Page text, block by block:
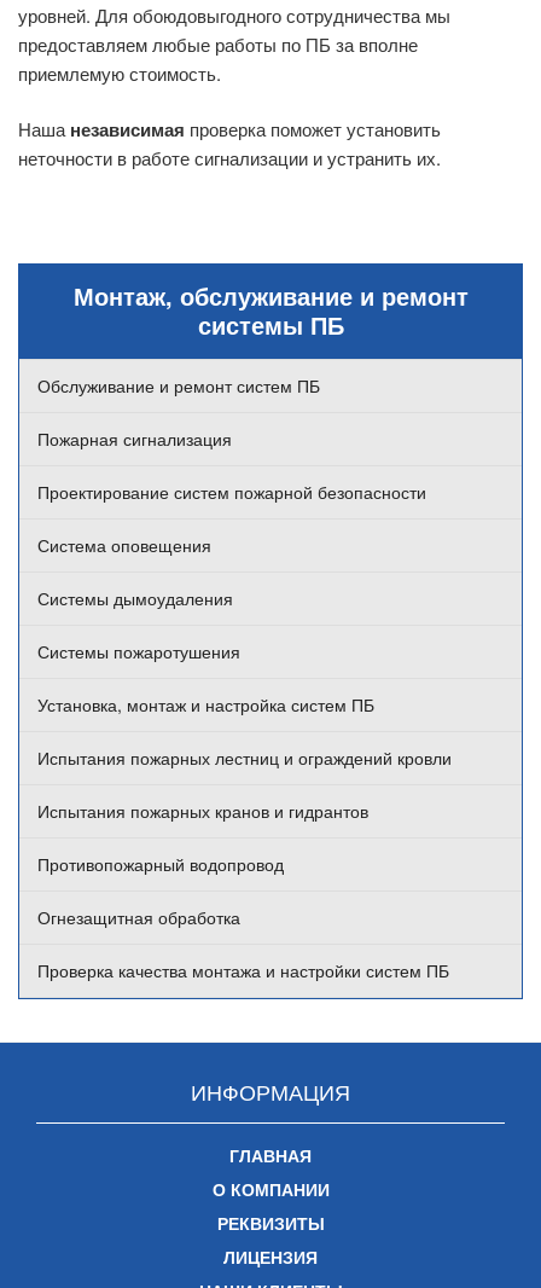
Монтаж, обслуживание и ремонт
системы ПБ
Обслуживание и ремонт систем ПБ
Пожарная сигнализация
Проектирование систем пожарной безопасности
Система оповещения
Системы дымоудаления
Системы пожаротушения
Установка, монтаж и настройка систем ПБ
Испытания пожарных лестниц и ограждений кровли
Испытания пожарных кранов и гидрантов
Противопожарный водопровод
Огнезащитная обработка
Проверка качества монтажа и настройки систем ПБ
уровней. Для обоюдовыгодного сотрудничества мы
предоставляем любые работы по ПБ за вполне
приемлемую стоимость.
Наша независимая проверка поможет установить
неточности в работе сигнализации и устранить их.
ИНФОРМАЦИЯ
ГЛАВНАЯ
О КОМПАНИИ
РЕКВИЗИТЫ
ЛИЦЕНЗИЯ